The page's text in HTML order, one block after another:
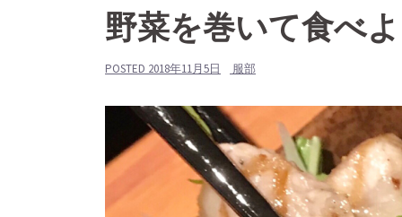
野菜を巻いて食べ
POSTED 2018年11月5日 服部